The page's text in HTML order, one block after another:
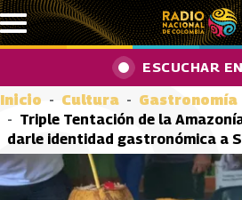
Pasar al contenido principal
ESCUCHAR
Inicio Cultura
Gastronomía
Triple Tentación de la
darle identidad gastronómica a